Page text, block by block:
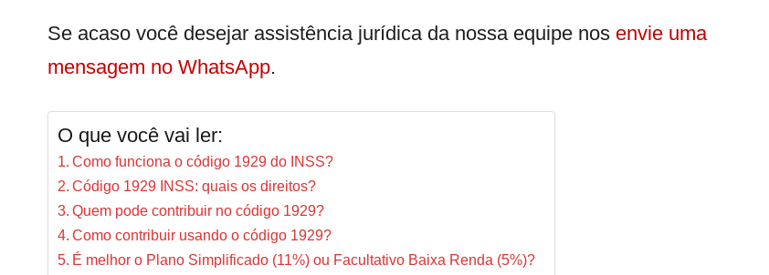
Se acaso você desejar assistência jurídica da nossa equipe nos envie uma
mensagem no WhatsApp.
O que você vai ler:
Como funciona o código 1929 do INSS?
Código 1929 INSS: quais os direitos?
Quem pode contribuir no código 1929?
Como contribuir usando o código 1929?
É melhor o Plano Simplificado (11%) ou Facultativo Baixa Renda (5%)?